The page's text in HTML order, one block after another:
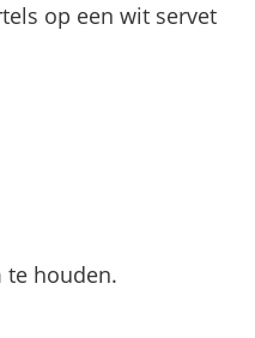
op een wit servet
te houden.